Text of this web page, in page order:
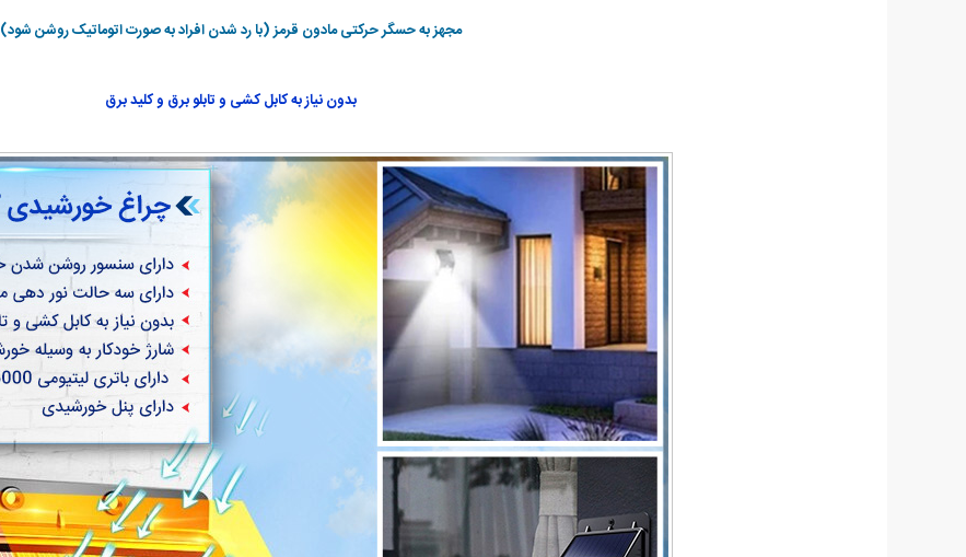
مجهز به حسگر حرکتی مادون قرمز (با رد شدن افراد به صورت اتوماتیک روشن شود)
بدون نیاز به کابل کشی و تابلو برق و کلید برق